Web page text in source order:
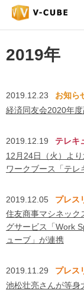
2019年
2019.12.23
お知ら
経済同友会2020年
2019.12.19
テレキ
12月24日（火）よ
ワークブース「テレ
2019.12.05
プレス
住友商事マシネック
グサービス「Work
ューブ」が連携
2019.11.29
プレス
池松壮亮さんが等